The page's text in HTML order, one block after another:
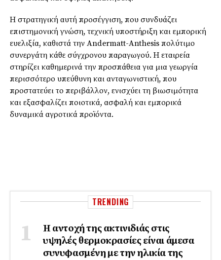
Η στρατηγική αυτή προσέγγιση, που συνδυάζει
επιστημονική γνώση, τεχνική υποστήριξη και εμπορική
ευελιξία, καθιστά την Andermatt-Anthesis πολύτιμο
συνεργάτη κάθε σύγχρονου παραγωγού. Η εταιρεία
στηρίζει καθημερινά την προσπάθεια για μια γεωργία
περισσότερο υπεύθυνη και ανταγωνιστική, που
προστατεύει το περιβάλλον, ενισχύει τη βιωσιμότητα
και εξασφαλίζει ποιοτικά, ασφαλή και εμπορικά
δυναμικά αγροτικά προϊόντα.
TRENDING
Η αντοχή της ακτινιδιάς στις
υψηλές θερμοκρασίες είναι άμεσα
συνυφασμένη με την ηλικία της